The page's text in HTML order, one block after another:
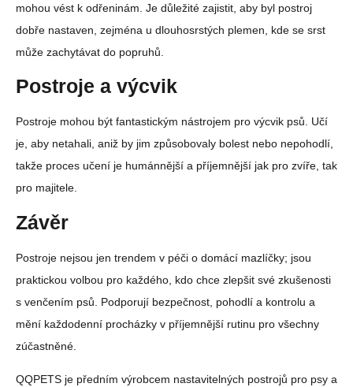
mohou vést k odřeninám. Je důležité zajistit, aby byl postroj
dobře nastaven, zejména u dlouhosrstých plemen, kde se srst
může zachytávat do popruhů.
Postroje a výcvik
Postroje mohou být fantastickým nástrojem pro výcvik psů. Učí
je, aby netahali, aniž by jim způsobovaly bolest nebo nepohodlí,
takže proces učení je humánnější a příjemnější jak pro zvíře, tak
pro majitele.
Závěr
Postroje nejsou jen trendem v péči o domácí mazlíčky; jsou
praktickou volbou pro každého, kdo chce zlepšit své zkušenosti
s venčením psů. Podporují bezpečnost, pohodlí a kontrolu a
mění každodenní procházky v příjemnější rutinu pro všechny
zúčastněné.
QQPETS je předním výrobcem nastavitelných postrojů pro psy a